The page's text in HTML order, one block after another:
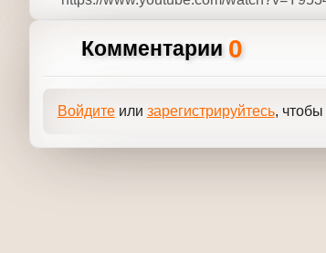
Войдитеилизарегистрируйтесь